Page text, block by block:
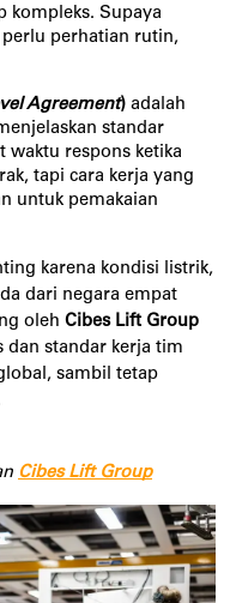
kompleks. Supaya
perhatian rutin,
Agreement) adalah
standar
waktu respons ketika
tapi cara kerja yang
untuk pemakaian
karena kondisi listrik,
dari negara empat
oleh Cibes Lift Group
dan standar kerja tim
sambil tetap
Cibes Lift Group